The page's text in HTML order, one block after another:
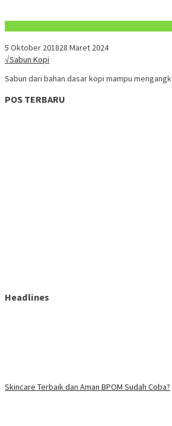
5 Oktober 201828 Maret 2024
√Sabun Kopi
Sabun dari bahan dasar kopi mampu
POS TERBARU
Headlines
Skincare Terbaik dan Aman BPOM Sudah Coba?